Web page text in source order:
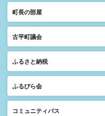
町長の部屋
古平町議会
ふるさと納税
ふるびら会
コミュニティバス